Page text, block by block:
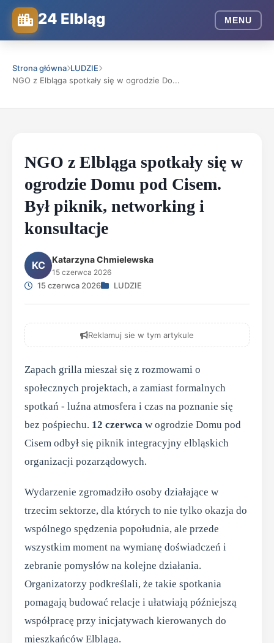
24 Elbląg MENU
Strona główna LUDZIE
NGO z Elbląga spotkały się w ogrodzie Do...
NGO z Elbląga spotkały się w
ogrodzie Domu pod Cisem.
Był piknik, networking i
konsultacje
KC Katarzyna Chmielewska
15 czerwca 2026
15 czerwca 2026 LUDZIE
Reklamuj sie w tym artykule
Zapach grilla mieszał się z rozmowami o
społecznych projektach, a zamiast formalnych
spotkań - luźna atmosfera i czas na poznanie się
bez pośpiechu. 12 czerwca w ogrodzie Domu pod
Cisem odbył się piknik integracyjny elbląskich
organizacji pozarządowych.
Wydarzenie zgromadziło osoby działające w
trzecim sektorze, dla których to nie tylko okazja do
wspólnego spędzenia popołudnia, ale przede
wszystkim moment na wymianę doświadczeń i
zebranie pomysłów na kolejne działania.
Organizatorzy podkreślali, że takie spotkania
pomagają budować relacje i ułatwiają późniejszą
współpracę przy inicjatywach kierowanych do
mieszkańców Elbląga.